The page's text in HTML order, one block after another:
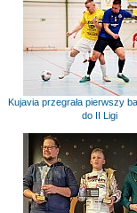
Kujavia przegrała pierwszy
do II Ligi